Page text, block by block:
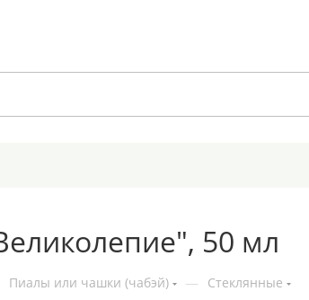
50 мл
Пиалы или чашки (чабэй) — Стеклянные